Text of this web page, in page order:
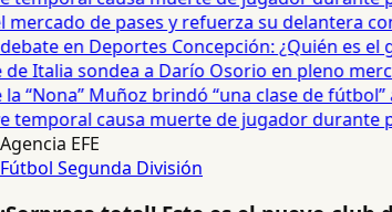
de pases y refuerza su delantera con
en Deportes Concepción: ¿Quién es el
Italia sondea a Darío Osorio en pleno
Muñoz brindó “una clase de fútbol” a
causa muerte de jugador durante
Agencia EFE
Fútbol Segunda División